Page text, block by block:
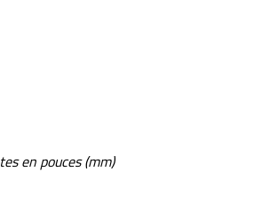
en pouces (mm)